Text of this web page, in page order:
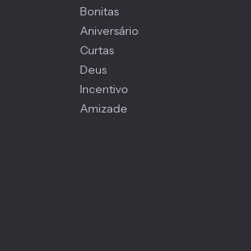
Bonitas
Aniversário
Curtas
Deus
Incentivo
Amizade